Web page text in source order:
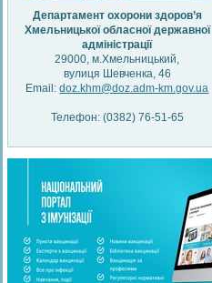
Департамент охорони здоров’я
Хмельницької обласної державної
адміністрації
29000, м.Хмельницький,
вулиця Шевченка, 46
Email:doz.khm@doz.adm-km.gov.ua
Телефон: (0382) 76-51-65